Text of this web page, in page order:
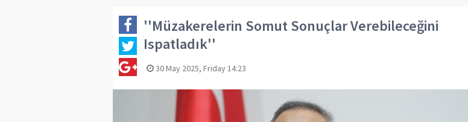
''Müzakerelerin Somut Sonuçlar Verebileceğini
Ispatladık''
30 May 2025, Friday 14:23